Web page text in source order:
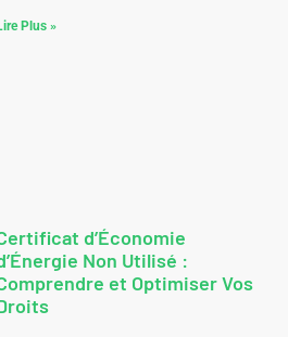
Plus »
d’Économie
Non Utilisé :
et Optimiser Vos